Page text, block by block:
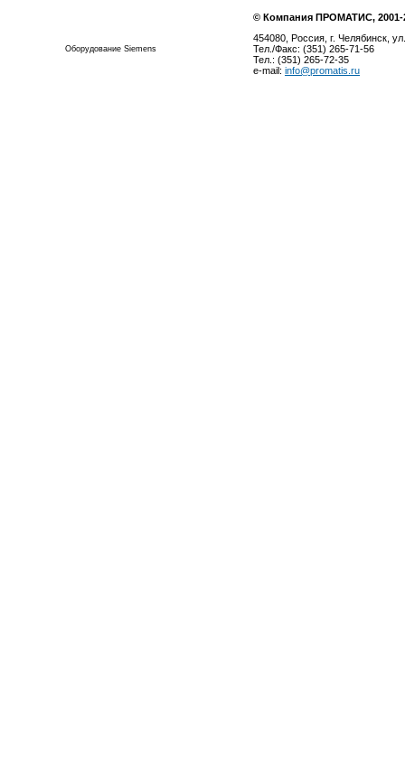
Оборудование Siemens
© Компания ПРОМАТИС, 2001-
454080, Россия, г. Челябинск,
Тел./Факс: (351) 265-71-56
Тел.: (351) 265-72-35
e-mail: info@promatis.ru